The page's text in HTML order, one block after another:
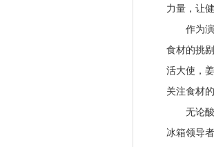
力量，让
作为演
食材的挑
活大使，
关注食材
无论酸
冰箱领导